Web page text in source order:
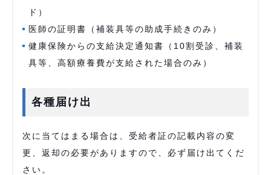
ド）
医師の証明書（補装具等の助成手続きのみ）
健康保険からの支給決定通知書（10割受診、補装
具等、高額療養費が支給された場合のみ）
各種届け出
次に当てはまる場合は、受給者証の記載内容の変
更、返却の必要がありますので、必ず届け出てくだ
さい。